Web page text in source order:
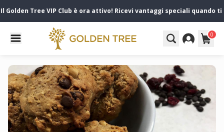
Tree VIP Club è ora attivo! Ricevi vantaggi speciali quando ti
0